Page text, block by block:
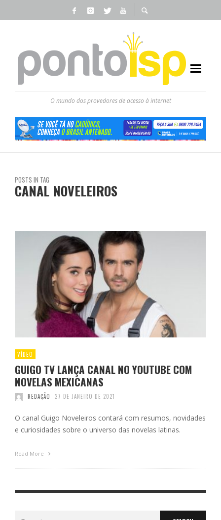
O mundo dos provedores de acesso à internet
POSTS IN TAG
CANAL NOVELEIROS
VÍDEO
GUIGO TV LANÇA CANAL NO YOUTUBE COM
NOVELAS MEXICANAS
REDAÇÃO 27 DE JANEIRO DE 2021
O canal Guigo Noveleiros contará com resumos, novidades
e curiosidades sobre o universo das novelas latinas.
Read More